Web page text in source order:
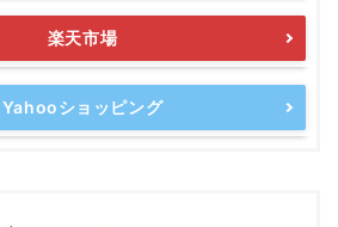
楽天市場
Yahooショッピング